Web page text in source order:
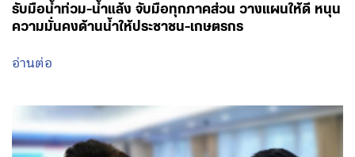
รับมือน้ำท่วม-น้ำแล้ง จับมือทุกภาคส่วน วางแผนให้ดี หนุน
ความมั่นคงด้านน้ำให้ประชาชน-เกษตรกร
อ่านต่อ